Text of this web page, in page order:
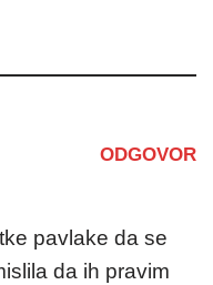
ODGOVOR
pavlake da se
da ih pravim